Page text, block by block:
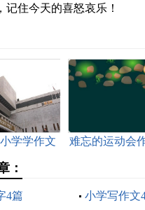
住今天的喜怒哀乐！
小学学作文
难忘的运动会
：
4篇
小学写作文